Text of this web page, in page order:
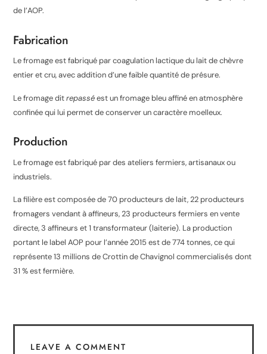
de l’AOP.
Fabrication
Le fromage est fabriqué par coagulation lactique du lait de chèvre
entier et cru, avec addition d’une faible quantité de présure.
Le fromage ditrepasséest un fromage bleu affiné en atmosphère
confinée qui lui permet de conserver un caractère moelleux.
Production
Le fromage est fabriqué par des ateliers fermiers, artisanaux ou
industriels.
La filière est composée de 70 producteurs de lait, 22 producteurs
fromagers vendant à affineurs, 23 producteurs fermiers en vente
directe, 3 affineurs et 1 transformateur (laiterie). La production
portant le label AOP pour l’année 2015 est de 774 tonnes, ce qui
représente 13 millions de Crottin de Chavignol commercialisés dont
31 % est fermière.
LEAVE A COMMENT